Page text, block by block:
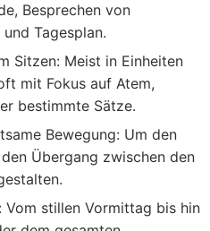
Besprechen von
Tagesplan.
Sitzen: Meist in Einheiten
mit Fokus auf Atem,
bestimmte Sätze.
Bewegung: Um den
Übergang zwischen den
Vom stillen Vormittag bis hin